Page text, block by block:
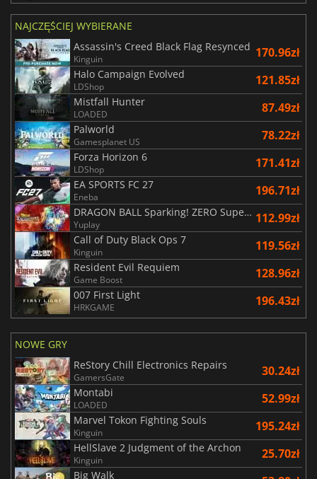
NAJCZĘŚCIEJ WYBIERANE
Assassin's Creed Black Flag Resynced
Kinguin 170.96zł
Halo Campaign Evolved
LDShop 121.85zł
Mistfall Hunter
LOADED 87.49zł
Palworld
Gamesplanet US 78.22zł
Forza Horizon 6
LDShop 171.41zł
EA SPORTS FC 27
Eneba 196.71zł
DRAGON BALL Sparking! ZERO Super Limit Breaking NEO
Yuplay 112.99zł
Call of Duty Black Ops 7
Kinguin 119.56zł
Resident Evil Requiem
Game Boost 128.96zł
007 First Light
HRKGAME 196.43zł
NOWE GRY
ReStory Chill Electronics Repairs
GamersGate 30.24zł
Montabi
LOADED 52.99zł
Marvel Tokon Fighting Souls
Kinguin 195.24zł
HellSlave 2 Judgment of the Archon
Kinguin 25.70zł
Big Walk